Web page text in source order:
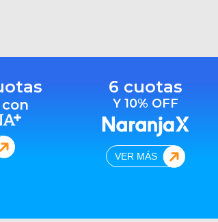
6 cuotas
Y 10% OFF
VER MÁS